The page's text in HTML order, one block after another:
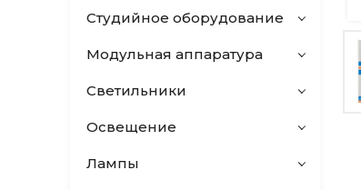
Студийное оборудование
Модульная аппаратура
Светильники
Освещение
Лампы